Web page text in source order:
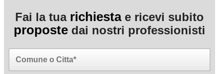
Fai la tua richiestae ricevi subito
proposte dai nostri professionisti